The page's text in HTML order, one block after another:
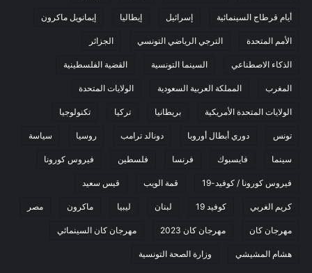
أيام قرطاج السينمائية إسرائيل إيطاليا إيمانويل ماكرون
الأمم المتحدة الترجي الرياضي التونسي الجزائر
الذكاء الاصطناعي السينما التونسية القضية الفلسطينية
المغرب المملكة العربية السعودية الولايات المتحدة
الولايات المتحدة الأمريكية بريطانيا تركيا تكنولوجيا
تونس دوري أبطال أوروبا دونالد ترامب روسيا سياسة
سينما فايسبوك فرنسا فلسطين فيروس كورونا
فيروس كورونا / كوفيد-19 قمة الويب قيس سعيد
كريم الغربي كوفيد 19 لبنان ليبيا ماكرون مصر
مهرجان كان مهرجان كان 2023 مهرجان كان السينمائي
هشام المشيشي وزارة الصحة التونسية